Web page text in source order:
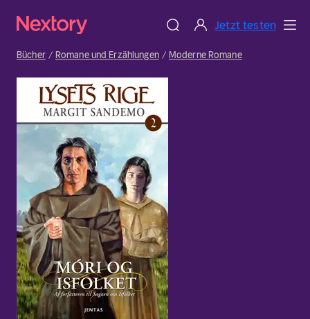
Jetzt testen
Bücher Romane und Erzählungen Moderne Romane